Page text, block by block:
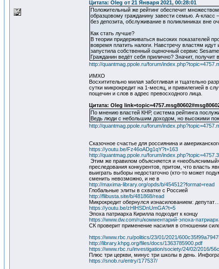
Цитата: Oleg от 21 Января 2021, 00:28:01
Положительный же рейтинг обеспечит
образцовому гражданину завести семью. А-
без депозита, обслуживание в поликлиниках вне
Как стать лучше?
В теории придерживаться высоких показателей
вовремя платить налоги. Навстречу властям
запустила собственный оценочный сервис
Гражданин ведёт себя прилично? Значит, получит
http://quantmag.ppole.ru/forum/
ИМХО
Восхитительно милая заботливая и тщательно
сутки микрокредит на 1-месяц, и привилегией в
пощечин и слов в адрес превосходного лица.
Цитата: Oleg
По мнению властей КНР, система рейтинга
Ведь люди с небольшим доходом, но высокими
http://quantmag.ppole.ru/forum/
Сказочное счастье для россиянина и
https://youtu.be/Fz46oADg1qY?t=163
http://quantmag.ppole.ru/forum/
Этим же правилом объясняется и
преследования конкурентов, притом, что власть
выиграть выборы недостаточно (кто-то может
сменить невозможно, и не в
http://maxima-library.org/opds/b/454512?format=read
Глобальные элиты в схватке с Россией
http://flibusta.site/b/481868/read
Микрокредит обернулся изнасилованием:
https://youtu.be/zHlHSDnUmGA?t=5
Эпоха патриарха Кирилла подходит к концу
https://www.dw.com/ru/комментарий-эпоха-
СК проверит применение насилия в отношении
https://www.rbc.ru/politics/23/01/2021/
http://library.khpg.org/files/docs/1363785900.pdf
https://www.rbc.ru/investigation/society/24/02/2016/
Плюс три церкви, минус три школы в день.
https://snob.ru/entry/177537/